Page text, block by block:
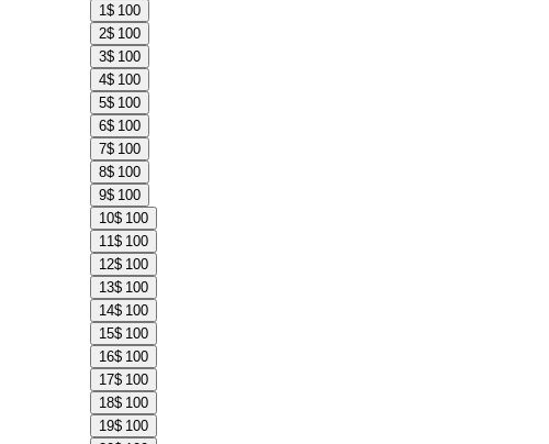
1$ 100
2$ 100
3$ 100
4$ 100
5$ 100
6$ 100
7$ 100
8$ 100
9$ 100
10$ 100
11$ 100
12$ 100
13$ 100
14$ 100
15$ 100
16$ 100
17$ 100
18$ 100
19$ 100